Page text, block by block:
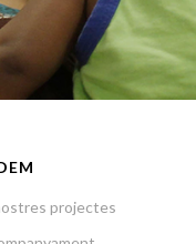
projectes